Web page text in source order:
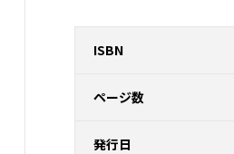
ISBN
ページ数
発行日